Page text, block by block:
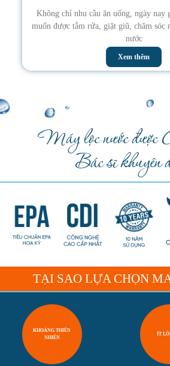
Không chỉ nhu cầu ăn uống, ngày nay
muốn được tắm rửa, giặt giũ, chăm sóc
nước
Xem thêm
Máy lọc nước được
Bác sĩ khuyên
TẠI SAO LỰA CHỌN
KHOÁNG THIÊN
NHIÊN
ÍT